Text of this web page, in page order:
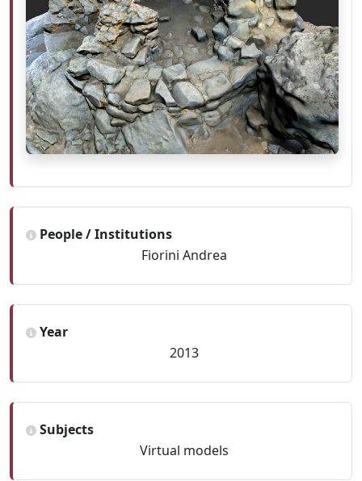
People / Institutions
Fiorini Andrea
Year
2013
Subjects
Virtual models